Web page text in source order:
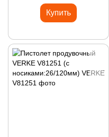
Купить